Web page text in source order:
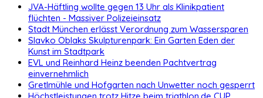
JVA-Häftling wollte gegen 13 Uhr als Klinikpatient
flüchten - Massiver Polizeieinsatz
Stadt München erlässt Verordnung zum Wassersparen
Slavko Oblaks Skulpturenpark: Ein Garten Eden der
Kunst im Stadtpark
EVL und Reinhard Heinz beenden Pachtvertrag
einvernehmlich
Gretlmühle und Hofgarten nach Unwetter noch gesperrt